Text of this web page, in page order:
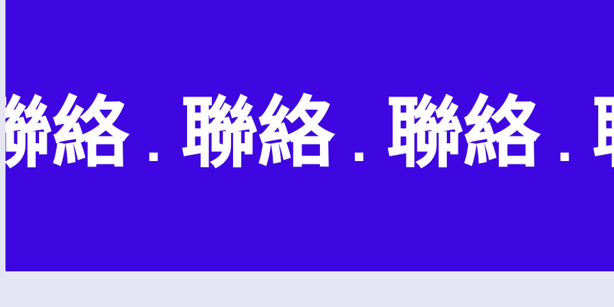
. 聯絡 . 聯絡 .